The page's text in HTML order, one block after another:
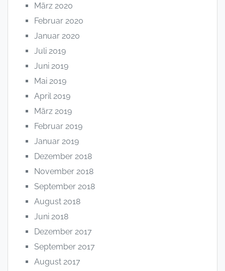
März 2020
Februar 2020
Januar 2020
Juli 2019
Juni 2019
Mai 2019
April 2019
März 2019
Februar 2019
Januar 2019
Dezember 2018
November 2018
September 2018
August 2018
Juni 2018
Dezember 2017
September 2017
August 2017